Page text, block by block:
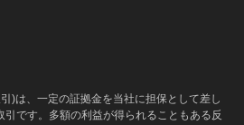
)は、一定の証拠金を当社に担保として差し
引です。多額の利益が得られることもある反